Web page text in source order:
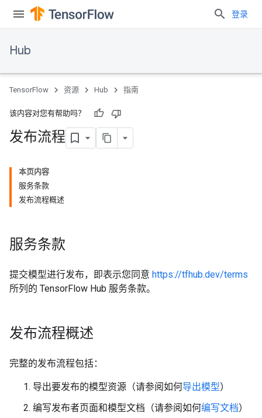
登录
Hub
TensorFlow 资源 Hub 指南
该内容对您有帮助吗？
发布流程
本页内容
服务条款
发布流程概述
服务条款
提交模型进行发布，即表示您同意 https://tfhub.dev/terms
所列的 TensorFlow Hub 服务条款。
发布流程概述
完整的发布流程包括：
导出要发布的模型资源（请参阅如何导出模型）
编写发布者页面和模型文档（请参阅如何编写文档）